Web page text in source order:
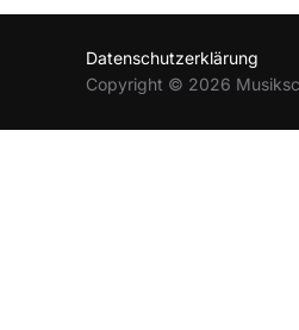
Datenschutzerklärung
Copyright © 2026